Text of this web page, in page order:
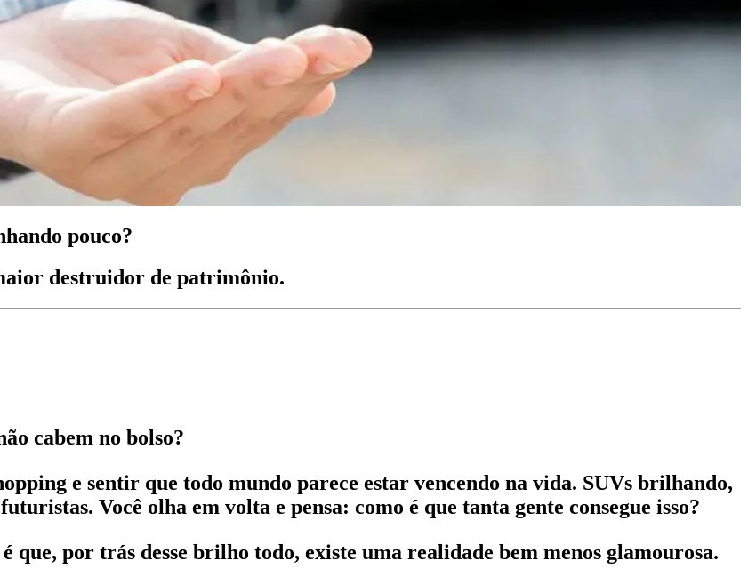
pouco?
destruidor de patrimônio.
cabem no bolso?
e sentir que todo mundo parece estar vencendo na vida. SUVs brilhando,
Você olha em volta e pensa: como é que tanta gente consegue isso?
é que, por trás desse brilho todo, existe uma realidade bem menos glamourosa.